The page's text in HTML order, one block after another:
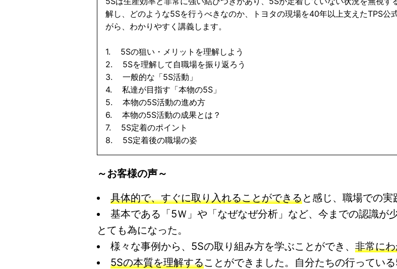
解し、どのような5Sを行うべきなのか、トヨタの現場を40年以上支えたTPS公
がら、わかりやすく講義します。
1. 5Sの狙い・メリットを理解しよう
2. 5Sを理解して自職場を振り返ろう
3. 一般的な「5S活動」
4. 私達が目指す「本物の5S」
5. 本物の5S活動の進め方
6. 本物の5S活動の成果とは？
7. 5S定着のポイント
8. 5S定着後の職場の姿
～お客様の声～
具体的で、すぐに取り入れることができると感じ、職場での実
基本である「5Ｗ」や「なぜなぜ分析」など、今までの認識が
とても為になった。
様々な事例から、5Sの取り組み方を学ぶことができ、 非常に
5Sの本質を理解することができました。自分たちの行っている